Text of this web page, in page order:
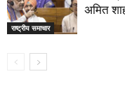
राष्ट्रीय समाचार
अमित